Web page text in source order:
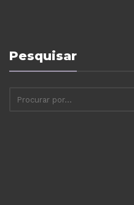
Pesquisar